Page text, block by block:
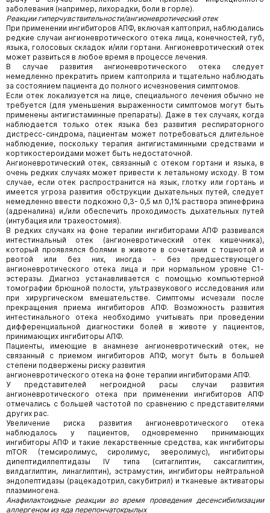
заболевания (например, лихорадки, боли в горле).
Реакции гиперчувствительности/ангионевротический отек
При применении ингибиторов АПФ, включая каптоприл, наблюдались
редкие случаи ангионевротического отека лица, конечностей, губ,
языка, голосовых складок и/или гортани. Ангионевротический отек
может развиться в любое время в процессе лечения.
В случае развития ангионевротического отека следует
немедленно прекратить прием каптоприла и тщательно наблюдать
за состоянием пациента до полного исчезновения симптомов.
Если отек локализуется на лице, специального лечения обычно не
требуется (для уменьшения выраженности симптомов могут быть
применены антигистаминные препараты). Даже в тех случаях, когда
наблюдается только отек языка без развития респираторного
дистресс-синдрома, пациентам может потребоваться длительное
наблюдение, поскольку терапия антигистаминными средствами и
кортикостероидами может быть недостаточной.
Ангионевротический отек, связанный с отеком гортани и языка, в
очень редких случаях может привести к летальному исходу. В том
случае, если отек распространится на язык, глотку или гортань и
имеется угроза развития обструкции дыхательных путей, следует
немедленно ввести подкожно 0,3- 0,5 мл 0,1% раствора эпинефрина
(адреналина) и,/или обеспечить проходимость дыхательных путей
(интубация или трахеостомия).
В редких случаях на фоне терапии ингибиторами АПФ развивался
интестинальный отек (ангионевротический отек кишечника),
который проявлялся болями в животе в сочетании с тошнотой и
рвотой или без них, иногда - без предшествующего
ангионевротического отека лица и при нормальном уровне С1-
эстеразы. Диагноз устанавливается с помощью компьютерной
томографии брюшной полости, ультразвукового исследования или
при хирургическом вмешательстве. Симптомы исчезали после
прекращения приема ингибиторов АПФ. Возможность развития
интестинального отека необходимо учитывать при проведении
дифференциальной диагностики болей в животе у пациентов,
принимающих ингибиторы АПФ.
Пациенты, имеющие в анамнезе ангионевротический отек, не
связанный с приемом ингибиторов АПФ, могут быть в большей
степени подвержены риску развития
ангионевротического отека на фоне терапии ингибиторами АПФ.
У представителей негроидной расы случаи развития
ангионевротического отека при применении ингибиторов АПФ
отмечались с большей частотой по сравнению с представителями
других рас.
Увеличение риска развития ангионевротического отека
наблюдалось у пациентов, одновременно принимающих
ингибиторы АПФ и такие лекарственные средства, как ингибиторы
mTOR (темсиролимус, сиролимус, эверолимус), ингибиторы
дипептидилпептидазы IV типа (ситаглиптин, саксаглиптин,
вилдаглиптин, линаглиптин), эстрамустин, ингибиторы нейтральной
эндопептидазы (рацекадотрил, сакубитрил) и тканевые активаторы
плазминогена.
Анафилактоидные реакции во время проведения десенсибилизации
аллергеном из яда перепончатокрылых